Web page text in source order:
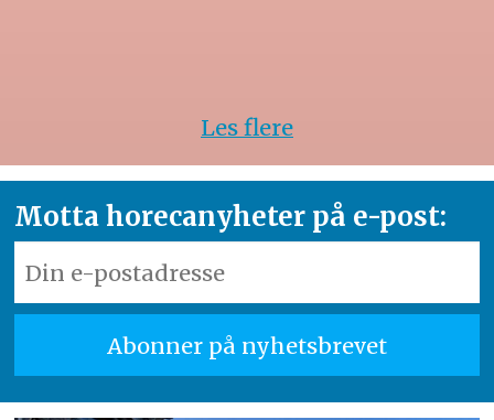
Les flere
Motta horecanyheter på e-post: